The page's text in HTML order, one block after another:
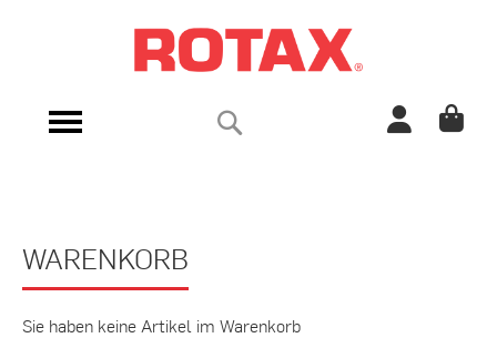
Navigation
WARENKORB
Sie haben keine Artikel im Warenkorb